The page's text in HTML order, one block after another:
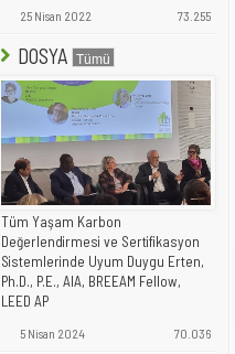
25 Nisan 2022 73.255
DOSYA
Tüm Yaşam Karbon
Değerlendirmesi ve Sertifikasyon
Sistemlerinde Uyum Duygu Erten,
Ph.D., P.E., AIA, BREEAM Fellow,
LEED AP
5 Nisan 2024 70.036